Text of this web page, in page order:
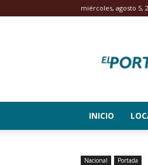
miércoles, agosto 5,
INICIO
Nacional Portada